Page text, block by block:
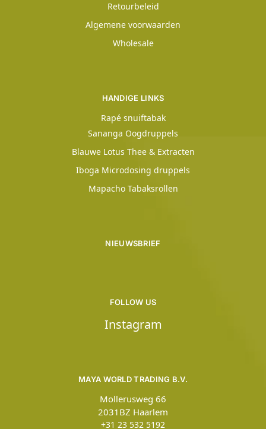
Retourbeleid
Algemene voorwaarden
Wholesale
HANDIGE LINKS
Rapé snuiftabak
Sananga Oogdruppels
Blauwe Lotus Thee & Extracten
Iboga Microdosing druppels
Mapacho Tabaksrollen
MAYA WORLD TRADING B.V.
Mollerusweg 66
2031BZ Haarlem
+31 23 532 5192
NIEUWSBRIEF
FOLLOW US
Instagram